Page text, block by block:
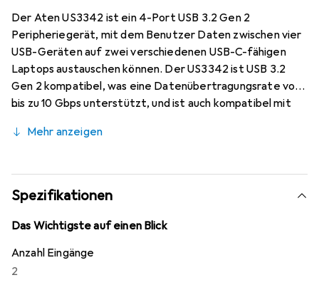
Der Aten US3342 ist ein 4-Port USB 3.2 Gen 2
Peripheriegerät, mit dem Benutzer Daten zwischen vier
USB-Geräten auf zwei verschiedenen USB-C-fähigen
Laptops austauschen können. Der US3342 ist USB 3.2
Gen 2 kompatibel, was eine Datenübertragungsrate von
bis zu 10 Gbps unterstützt, und ist auch kompatibel mit
Mehr anzeigen
Spezifikationen
Das Wichtigste auf einen Blick
Anzahl Eingänge
2